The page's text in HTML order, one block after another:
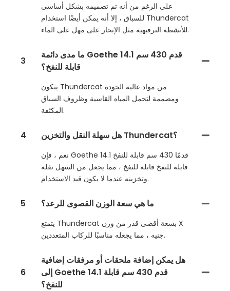
على الرغم من أنه تم تصميمه بشكل أساسي
للسباق ، إلا أنه يمكن أيضًا استخدام Thundercat
للأنشطة الترفيهية مثل الإبحار على مهل على الماء.
3
ما مدى دائمة Goethe 14.1 قدم 430 سم
قابلة للنفخ؟
يتكون Thundercat من مواد عالية الجودة
ومصممة لتحمل المياه القاسية وظروف السباق
المكثفة.
4 هل سهلة النقل والتخزين Thundercat؟
نعم ، فإن Goethe 14.1 قدمًا 430 سم قابلة للنفخ
قابلة للنفخ قابلة للنفخ ، مما يجعل من السهل نقله
وتخزينه عندما لا يكون قيد الاستخدام.
5 ما هي سعة الوزن القصوى للرعد؟
يتمتع Thundercat بسعة أقصى قدر من وزن X
جنيه ، مما يجعله مناسبًا للركاب المتعددين.
6
هل يمكن إضافة ملحقات أو مرفقات إضافية
إلى Goethe 14.1 قدم 430 سم قابلة
للنفخ؟